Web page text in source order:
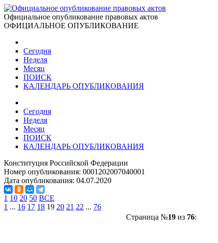
Официальное опубликование правовых актов
ОФИЦИАЛЬНОЕ ОПУБЛИКОВАНИЕ
Сегодня
Неделя
Месяц
ПОИСК
КАЛЕНДАРЬ ОПУБЛИКОВАНИЯ
Сегодня
Неделя
Месяц
ПОИСК
КАЛЕНДАРЬ ОПУБЛИКОВАНИЯ
Конституция Российской Федерации
Номер опубликования: 0001202007040001
Дата опубликования: 04.07.2020
1 10 20 50 ВСЕ
1 ... 16 17 18 19 20 21 22 ... 76
Страница №19из 76: